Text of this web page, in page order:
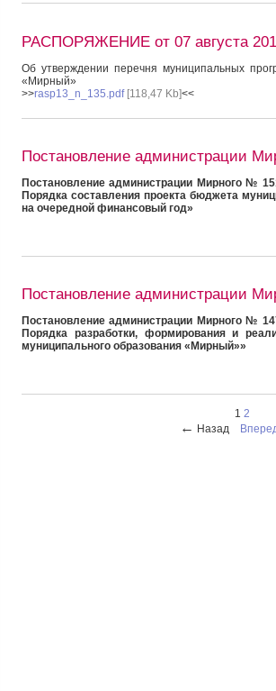
РАСПОРЯЖЕНИЕ от 07 августа
Об утверждении перечня муниципальных
«Мирный»
>>rasp13_n_135.pdf[118,47 Kb]<<
Постановление администрации
Постановление администрации Мирного №
Порядка составления проекта бюджета
на очередной финансовый год»
Постановление администрации
Постановление администрации Мирного №
Порядка разработки, формирования и
муниципального образования «Мирный»»
1 2
← Назад